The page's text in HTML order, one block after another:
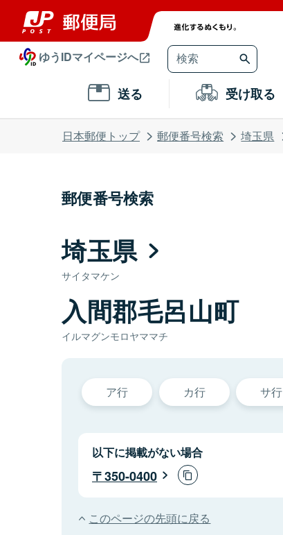
ゆうIDマイページへ
送る 受け取る
日本郵便トップ 郵便番号検索 埼玉県
郵便番号検索
埼玉県
サイタマケン
入間郡毛呂山町
イルマグンモロヤママチ
ア行 カ行 サ行
以下に掲載がない場合
350-0400
このページの先頭に戻る